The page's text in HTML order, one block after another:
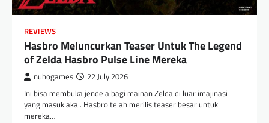
REVIEWS
Hasbro Meluncurkan Teaser Untuk The Legend
of Zelda Hasbro Pulse Line Mereka
nuhogames 22 July 2026
Ini bisa membuka jendela bagi mainan Zelda di luar imajinasi
yang masuk akal. Hasbro telah merilis teaser besar untuk
mereka…